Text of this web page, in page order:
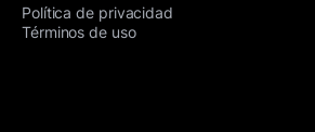
Política de privacidad
Términos de uso